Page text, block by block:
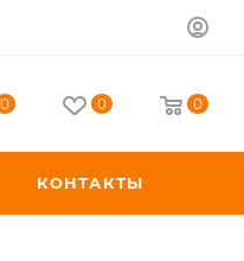
0 0 0
КОНТАКТЫ